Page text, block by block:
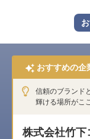
転
採用を
おすすめの企
信頼のブランド
輝ける場所がこ
株式会社竹下